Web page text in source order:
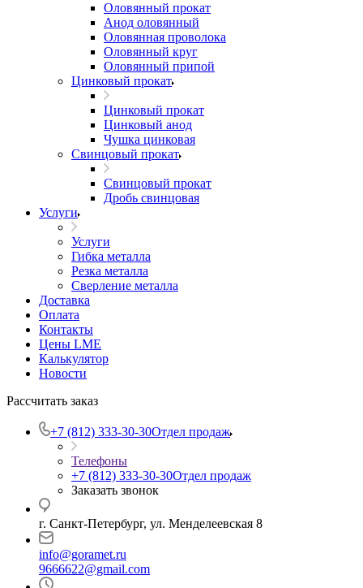
Оловянный прокат
Анод оловянный
Оловянная проволока
Оловянный круг
Оловянный припой
Цинковый прокат
Цинковый прокат
Цинковый анод
Чушка цинковая
Свинцовый прокат
Свинцовый прокат
Дробь свинцовая
Услуги
Услуги
Гибка металла
Резка металла
Сверление металла
Доставка
Оплата
Контакты
Цены LME
Калькулятор
Новости
Рассчитать заказ
+7 (812) 333-30-30Отдел продаж
Телефоны
+7 (812) 333-30-30Отдел продаж
Заказать звонок
г. Санкт-Петербург, ул. Менделеевская 8
info@goramet.ru
9666622@gmail.com